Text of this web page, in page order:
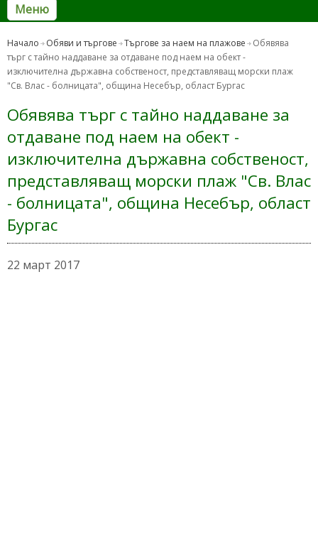
Меню
Начало Обяви и търгове Търгове за наем на плажове
Обявява
търг с тайно наддаване за отдаване под наем на обект -
изключителна държавна собственост, представляващ морски плаж
"Св. Влас - болницата", община Несебър, област Бургас
Обявява търг с тайно наддаване за
отдаване под наем на обект -
изключителна държавна собственост,
представляващ морски плаж "Св. Влас
- болницата", община Несебър, област
Бургас
22 март 2017